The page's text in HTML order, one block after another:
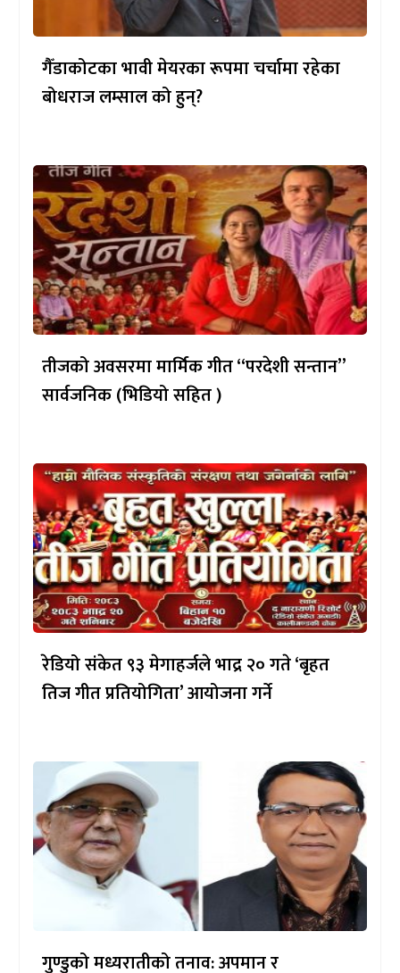
गैँडाकोटका भावी मेयरका रूपमा चर्चामा रहेका
बोधराज लम्साल को हुन्?
तीजको अवसरमा मार्मिक गीत “परदेशी सन्तान”
सार्वजनिक (भिडियो सहित )
रेडियो संकेत ९३ मेगाहर्जले भाद्र २० गते ‘बृहत
तिज गीत प्रतियोगिता’ आयोजना गर्ने
गुण्डुको मध्यरातीको तनाव: अपमान र